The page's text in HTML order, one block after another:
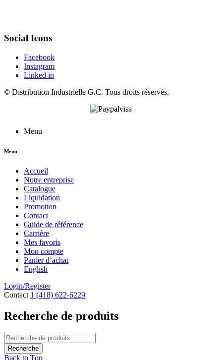
Social Icons
Facebook
Instagram
Linked in
© Distribution Industrielle G.C. Tous droits réservés.
Menu
Menu
Accueil
Notre entreprise
Catalogue
Liquidation
Promotion
Contact
Guide de référence
Carrière
Mes favoris
Mon compte
Panier d’achat
English
Login/Register
Contact 1 (418) 622-6229
Recherche de produits
Back to Top